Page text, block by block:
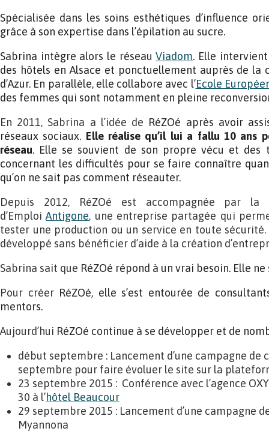
Spécialisée dans les soins esthétiques d’influence
grâce à son expertise dans l’épilation au sucre.
Sabrina intègre alors le réseauViadom. Elle
des hôtels en Alsace et ponctuellement auprès de
d’Azur. En parallèle, elle collabore avec l’Ecole
des femmes qui sont notamment en pleine
En 2011, Sabrina a l’idée de RéZOé après avoir
réseaux sociaux. Elle réalise qu’il lui a fallu 10 ans
réseau. Elle se souvient de son propre vécu et des
concernant les difficultés pour se faire connaître
qu’on ne sait pas comment réseauter.
Depuis 2012, RéZOé est accompagnée par la
d’EmploiAntigone, une entreprise partagée qui
tester une production ou un service en toute sécurité.
développé sans bénéficier d’aide à la création
Sabrina sait que RéZOé répond à un vrai besoin. Elle
Pour créer RéZOé, elle s’est entourée de
mentors.
Aujourd’hui RéZOé continue à se développer et de
début septembre : Lancement d’une campagne de
septembre pour faire évoluer le site sur la
23 septembre 2015 : Conférence avec l’agence
30 à l’hôtel Beaucour
29 septembre 2015 : Lancement d’une campagne
Myannona